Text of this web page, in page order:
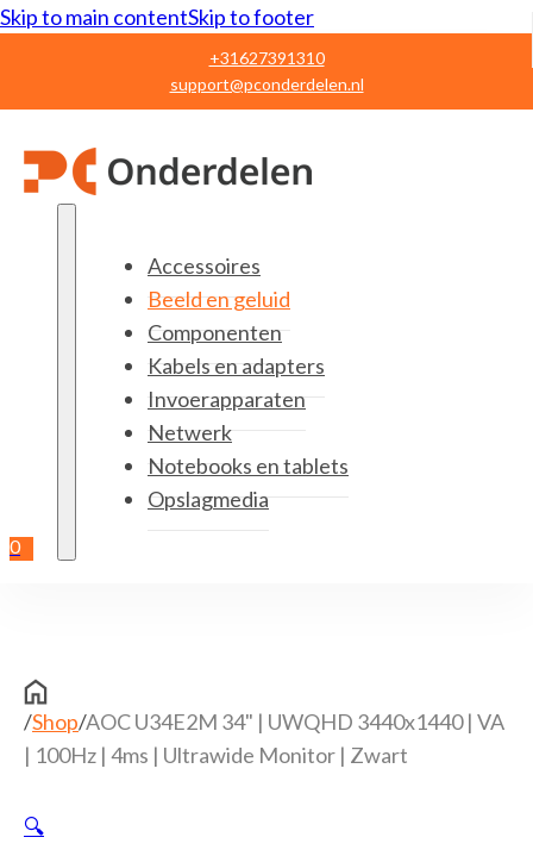
Skip to main contentSkip to footer
+31627391310
support@pconderdelen.nl
0
Accessoires
Beeld en geluid
Componenten
Kabels en adapters
Invoerapparaten
Netwerk
Notebooks en tablets
Opslagmedia
/Shop/AOC U34E2M 34" | UWQHD 3440x1440 | VA
| 100Hz | 4ms | Ultrawide Monitor | Zwart
🔍